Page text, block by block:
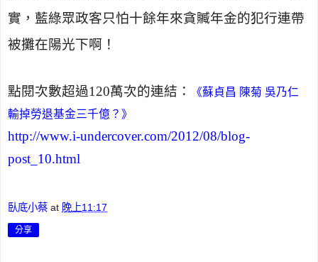
實，藍綠眾政客只怕十餘年來貪贓年金的犯行連帶
被攤在陽光下啊！
點閱次數超過120萬次的連結：
《蘇貞昌 陳菊 吳乃仁
輸掉勞退基金三千億？》
http://www.i-undercover.com/2012/08/blog-
post_10.html
臥底小蔡 at 晚上11:17
分享